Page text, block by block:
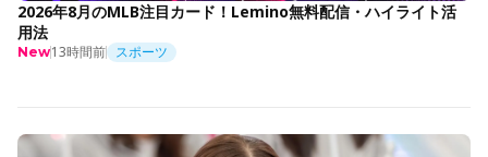
2026年8月のMLB注目カード！Lemino無料配信・ハイライト活
用法
New13時間前 スポーツ